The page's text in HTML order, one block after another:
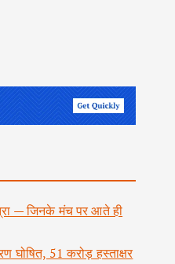
— जिनके मंच पर आते ही
घोषित, 51 करोड़ हस्ताक्षर